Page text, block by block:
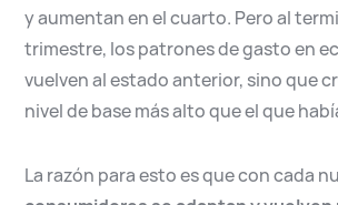
y aumentan en el cuarto. Pero al
trimestre, los patrones de gasto en
vuelven al estado anterior, sino que
nivel de base más alto que el que
La razón para esto es que con cada